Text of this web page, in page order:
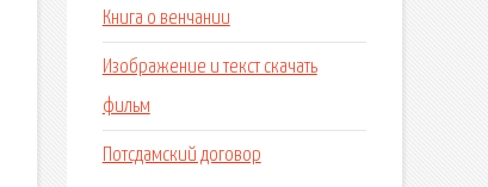
Книга о венчании
Изображение и текст скачать
фильм
Потсдамский договор